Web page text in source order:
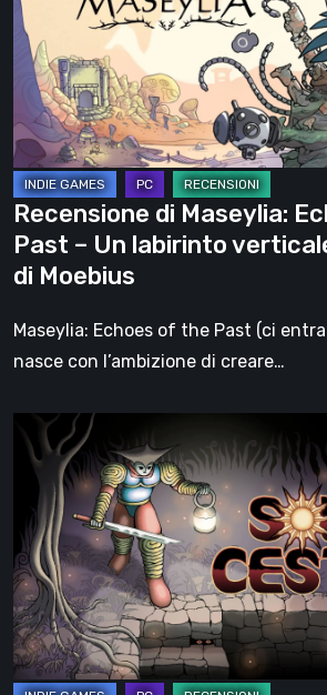
Echoes
of
the
Past
–
Un
labirinto
verticale
con
l’anima
di
Recensione di Maseylia:
Past – Un labirinto
di Moebius
Maseylia: Echoes of the Past (ci
nasce con l’ambizione di creare…
Cesto
Recensione:
la
1.0
del
roguelite
di